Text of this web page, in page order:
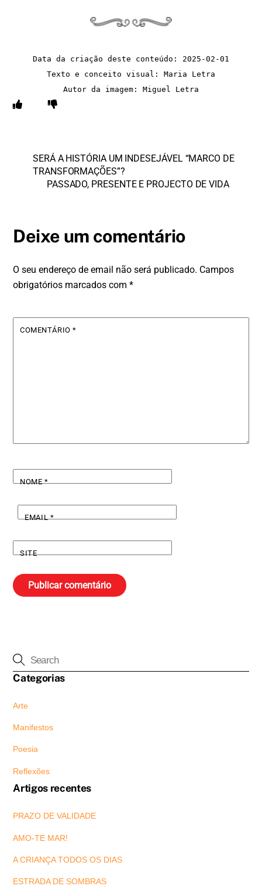
Data da criação deste conteúdo: 2025-02-01
Texto e conceito visual: Maria Letra
Autor da imagem: Miguel Letra
SERÁ A HISTÓRIA UM INDESEJÁVEL “MARCO DE
TRANSFORMAÇÕES”?
PASSADO, PRESENTE E PROJECTO DE VIDA
Deixe um comentário
O seu endereço de email não será publicado. Campos
obrigatórios marcados com*
COMENTÁRIO*
NOME*
EMAIL*
SITE
Categorias
Arte
Manifestos
Poesia
Reflexões
Artigos recentes
PRAZO DE VALIDADE
AMO-TE MAR!
A CRIANÇA TODOS OS DIAS
ESTRADA DE SOMBRAS